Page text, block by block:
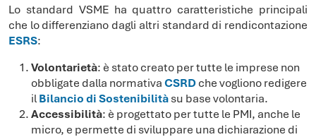
Lo standard VSME ha quattro caratteristiche principali
che lo differenziano dagli altri standard di rendicontazione
ESRS:
Volontarietà: è stato creato per tutte le imprese non
obbligate dalla normativaCSRDche vogliono redigere
ilBilancio di Sostenibilitàsu base volontaria.
Accessibilità: è progettato per tutte le PMI, anche le
micro, e permette di sviluppare una dichiarazione di